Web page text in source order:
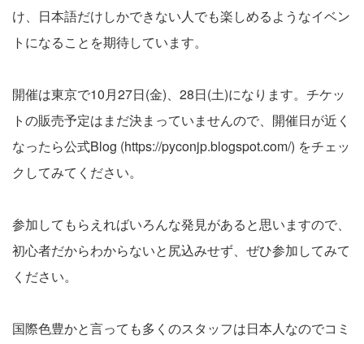
け、日本語だけしかできない人でも楽しめるようなイベン
トになることを期待しています。
開催は東京で10月27日(金)、28日(土)になります。チケッ
トの販売予定はまだ決まっていませんので、開催日が近く
なったら公式Blog (https://pyconjp.blogspot.com/) をチェッ
クしてみてください。
参加してもらえればいろんな発見があると思いますので、
初心者だからわからないと尻込みせず、ぜひ参加してみて
ください。
国際色豊かと言っても多くのスタッフは日本人なのでコミ